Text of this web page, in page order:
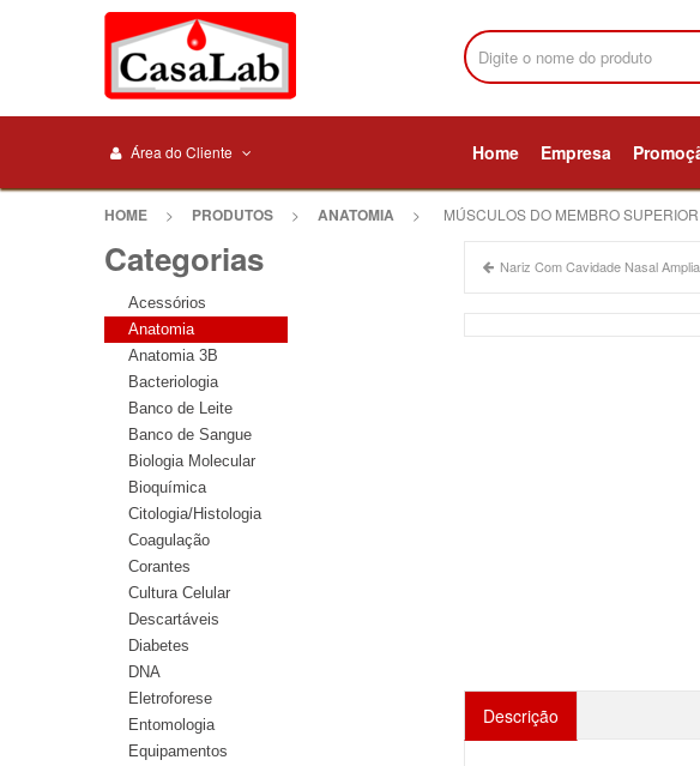
Área do Cliente Home Empresa
HOME > PRODUTOS > ANATOMIA > MÚSCULOS DO MEMBRO
Nariz Com Cavidade Nasal
Descrição
Categorias
Acessórios
Anatomia
Anatomia 3B
Bacteriologia
Banco de Leite
Banco de Sangue
Biologia Molecular
Bioquímica
Citologia/Histologia
Coagulação
Corantes
Cultura Celular
Descartáveis
Diabetes
DNA
Eletroforese
Entomologia
Equipamentos